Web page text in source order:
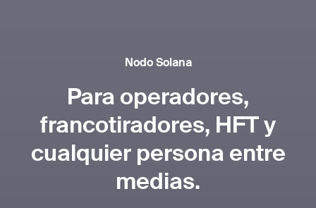
Nodo Solana
Para operadores,
francotiradores, HFT y
cualquier persona entre
medias.